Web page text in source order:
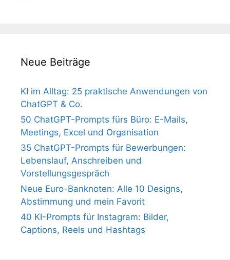
Neue Beiträge
KI im Alltag: 25 praktische Anwendungen von
ChatGPT & Co.
50 ChatGPT-Prompts fürs Büro: E-Mails,
Meetings, Excel und Organisation
35 ChatGPT-Prompts für Bewerbungen:
Lebenslauf, Anschreiben und
Vorstellungsgespräch
Neue Euro-Banknoten: Alle 10 Designs,
Abstimmung und mein Favorit
40 KI-Prompts für Instagram: Bilder,
Captions, Reels und Hashtags